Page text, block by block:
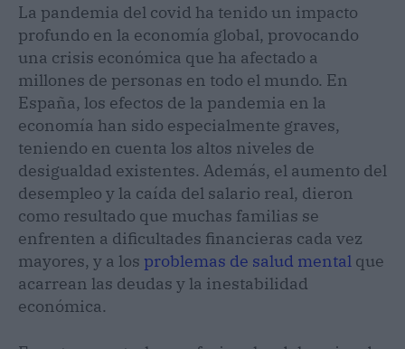
La pandemia del covid ha tenido un impacto
profundo en la economía global, provocando
una crisis económica que ha afectado a
millones de personas en todo el mundo. En
España, los efectos de la pandemia en la
economía han sido especialmente graves,
teniendo en cuenta los altos niveles de
desigualdad existentes. Además, el aumento del
desempleo y la caída del salario real, dieron
como resultado que muchas familias se
enfrenten a dificultades financieras cada vez
mayores, y a los problemas de salud mental que
acarrean las deudas y la inestabilidad
económica.